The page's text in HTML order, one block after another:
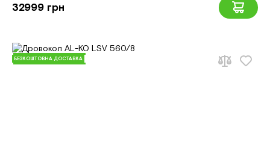
32999 грн
БЕЗКОШТОВНА ДОСТАВКА